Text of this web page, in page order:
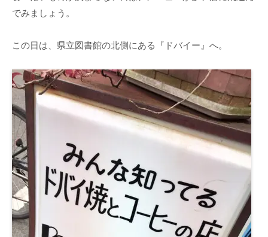
でみましょう。
この日は、県立図書館の北側にある『ドバイー』へ。